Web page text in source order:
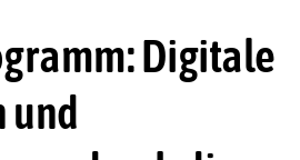
Digitale
und